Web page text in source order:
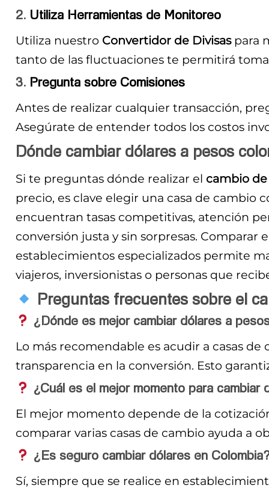
2. Utiliza Herramientas de Monitoreo
Utiliza nuestro Convertidor de Divisaspara
tanto de las fluctuaciones te permitirá
3. Pregunta sobre Comisiones
Antes de realizar cualquier transacción,
Asegúrate de entender todos los costos
Dónde cambiar dólares a pesos
Si te preguntas dónde realizar el cambio
precio, es clave elegir una casa de cambio
encuentran tasas competitivas, atención
conversión justa y sin sorpresas.
establecimientos especializados permite
viajeros, inversionistas o personas que
Preguntas frecuentes sobre el
¿Dónde es mejor cambiar dólares a
Lo más recomendable es acudir a casas
transparencia en la conversión. Esto
¿Cuál es el mejor momento para cambiar
El mejor momento depende de la
comparar varias casas de cambio ayuda a
¿Es seguro cambiar dólares en
Sí, siempre que se realice en